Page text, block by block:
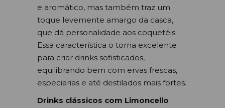
e aromático, mas também traz um
toque levemente amargo da casca,
que dá personalidade aos coquetéis.
Essa característica o torna excelente
para criar drinks sofisticados,
equilibrando bem com ervas frescas,
especiarias e até destilados mais fortes.
Drinks clássicos com Limoncello